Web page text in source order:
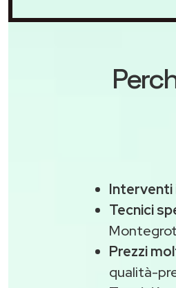
Interventi
Tecnici
Prezzi
qualità-